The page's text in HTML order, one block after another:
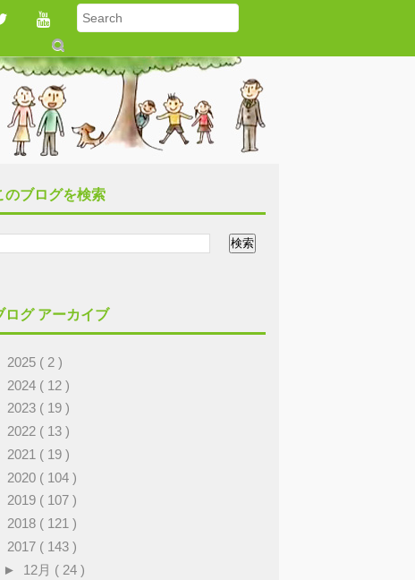
S
u
b
m
it
のブログを検索
ログ アーカイブ
2025 ( 2 )
2024 ( 12 )
2023 ( 19 )
2022 ( 13 )
2021 ( 19 )
2020 ( 104 )
2019 ( 107 )
2018 ( 121 )
2017 ( 143 )
► 12月 ( 24 )